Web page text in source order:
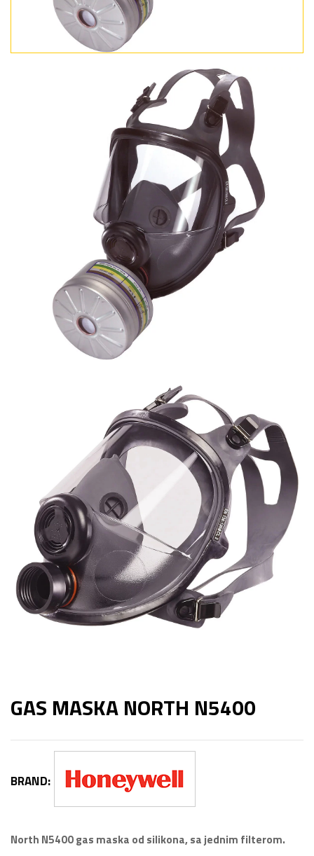
GAS MASKA NORTH N5400
BRAND:
North N5400 gas maska od silikona, sa jednim filterom.